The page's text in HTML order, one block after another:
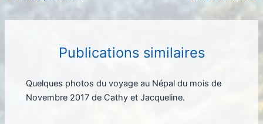
Publications similaires
Quelques photos du voyage au Népal du mois de
Novembre 2017 de Cathy et Jacqueline.